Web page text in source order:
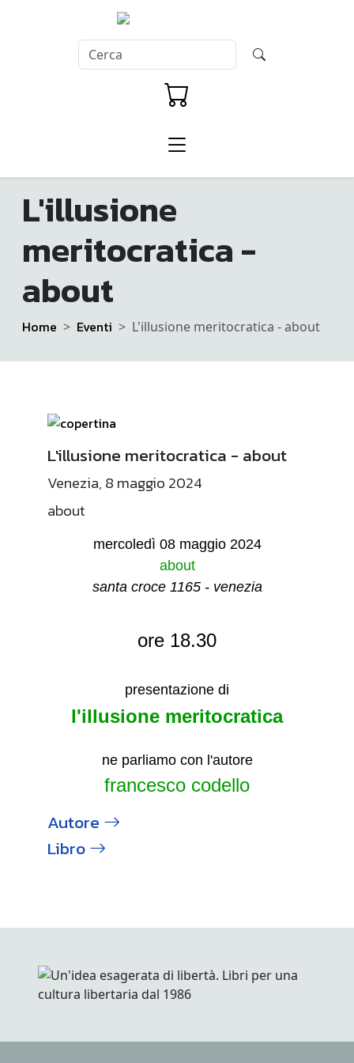
L'illusione
meritocratica -
about
Home Eventi L'illusione meritocratica - about
L'illusione meritocratica - about
Venezia, 8 maggio 2024
about
mercoledì 08 maggio 2024
about
santa croce 1165 - venezia
ore 18.30
presentazione di
l'illusione meritocratica
ne parliamo con l'autore
francesco codello
Autore
Libro